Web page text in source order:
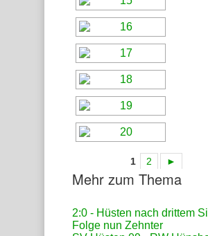
1 2 ►
Mehr zum Thema
2:0 - Hüsten nach drittem
Folge nun Zehnter